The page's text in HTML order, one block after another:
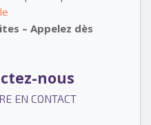
– Appelez dès
nous
EN CONTACT